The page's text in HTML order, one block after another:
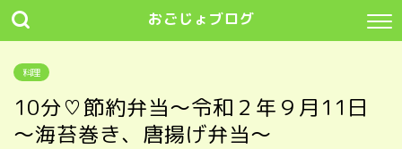
おごじょブログ
料理
10分♡節約弁当～令和２年９月11日
～海苔巻き、唐揚げ弁当～